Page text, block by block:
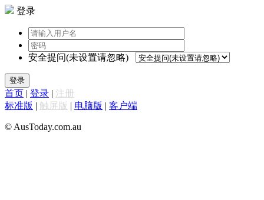
登录
安全提问(未设置请忽略)
登录
首页 | 登录 | 注册
标准版 | 触屏版 | 电脑版 | 客户端
© AusToday.com.au